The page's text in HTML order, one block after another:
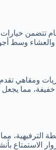
تتضمن خيارات
والعشاء وسط
ومقاهي تقدم
مما
الترفيهية،
الاستمتاع